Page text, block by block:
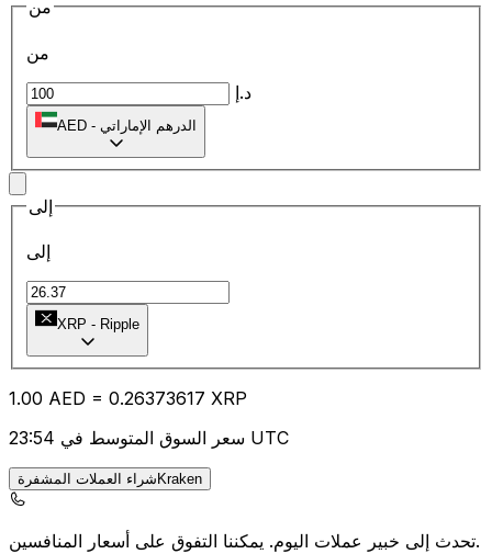
من
من
د.إ
AED - الدرهم الإماراتي
إلى
إلى
XRP - Ripple
1.00 AED = 0.26373617 XRP
سعر السوق المتوسط في 23:54 UTC
شراء العملات المشفرةKraken
تحدث إلى خبير عملات اليوم.يمكننا التفوق على أسعار المنافسين.